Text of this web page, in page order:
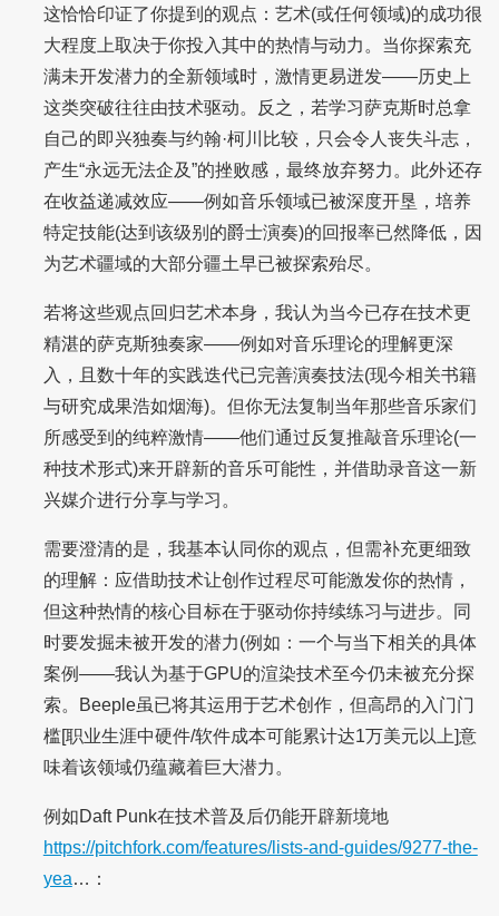
这恰恰印证了你提到的观点：艺术(或任何领域)的成功很
大程度上取决于你投入其中的热情与动力。当你探索充
满未开发潜力的全新领域时，激情更易迸发——历史上
这类突破往往由技术驱动。反之，若学习萨克斯时总拿
自己的即兴独奏与约翰·柯川比较，只会令人丧失斗志，
产生“永远无法企及”的挫败感，最终放弃努力。此外还存
在收益递减效应——例如音乐领域已被深度开垦，培养
特定技能(达到该级别的爵士演奏)的回报率已然降低，因
为艺术疆域的大部分疆土早已被探索殆尽。
若将这些观点回归艺术本身，我认为当今已存在技术更
精湛的萨克斯独奏家——例如对音乐理论的理解更深
入，且数十年的实践迭代已完善演奏技法(现今相关书籍
与研究成果浩如烟海)。但你无法复制当年那些音乐家们
所感受到的纯粹激情——他们通过反复推敲音乐理论(一
种技术形式)来开辟新的音乐可能性，并借助录音这一新
兴媒介进行分享与学习。
需要澄清的是，我基本认同你的观点，但需补充更细致
的理解：应借助技术让创作过程尽可能激发你的热情，
但这种热情的核心目标在于驱动你持续练习与进步。同
时要发掘未被开发的潜力(例如：一个与当下相关的具体
案例——我认为基于GPU的渲染技术至今仍未被充分探
索。Beeple虽已将其运用于艺术创作，但高昂的入门门
槛[职业生涯中硬件/软件成本可能累计达1万美元以上]意
味着该领域仍蕴藏着巨大潜力。
例如Daft Punk在技术普及后仍能开辟新境地
https://pitchfork.com/features/lists-and-guides/9277-the-
yea…：